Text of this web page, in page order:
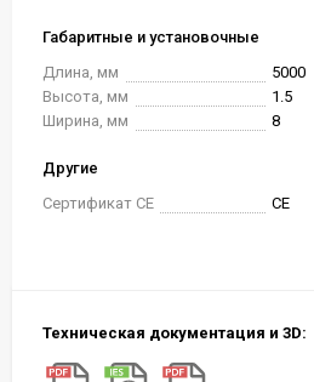
Габаритные и установочные
Длина, мм
5000
Высота, мм
1.5
Ширина, мм
8
Другие
Сертификат CE
CE
Техническая документация и 3D: